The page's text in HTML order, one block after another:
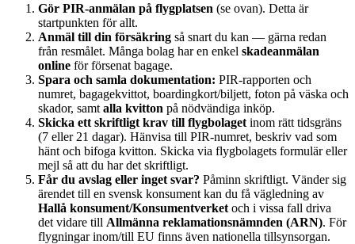
Gör PIR-anmälan på flygplatsen (se ovan). Detta är
startpunkten för allt.
Anmäl till din försäkring så snart du kan — gärna redan
från resmålet. Många bolag har en enkel skadeanmälan
online för försenat bagage.
Spara och samla dokumentation: PIR-rapporten och
numret, bagagekvittot, boardingkort/biljett, foton på väska och
skador, samt alla kvitton på nödvändiga inköp.
Skicka ett skriftligt krav till flygbolaget inom rätt tidsgräns
(7 eller 21 dagar). Hänvisa till PIR-numret, beskriv vad som
hänt och bifoga kvitton. Skicka via flygbolagets formulär eller
mejl så att du har det skriftligt.
Får du avslag eller inget svar? Påminn skriftligt. Vänder sig
ärendet till en svensk konsument kan du få vägledning av
Hallå konsument/Konsumentverket och i vissa fall driva
det vidare till Allmänna reklamationsnämnden (ARN). För
flygningar inom/till EU finns även nationella tillsynsorgan.